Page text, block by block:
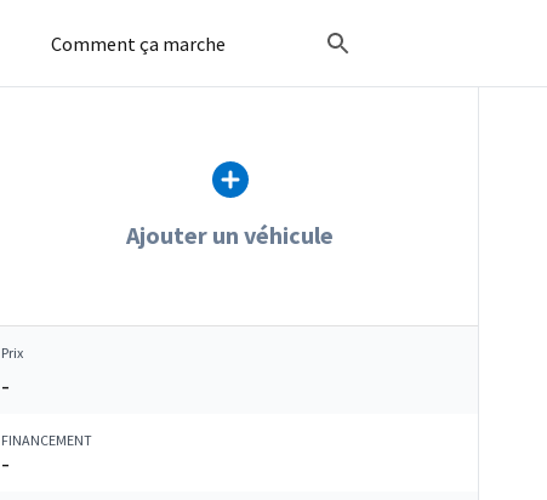
Comment ça marche
Ajouter un véhicule
Prix
–
FINANCEMENT
–